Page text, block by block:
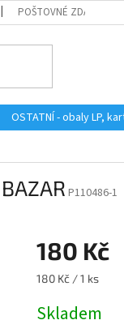
POŠTOVNÉ ZDARMA
OSTATNÍ - obaly LP,
P110486-1
180 Kč
Měrná
180 Kč / 1 ks
Skladem